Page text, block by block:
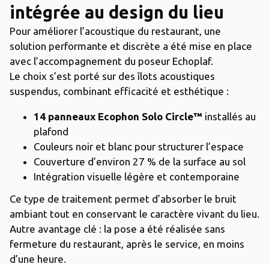
intégrée au design du lieu
Pour améliorer l’acoustique du restaurant, une
solution performante et discrète a été mise en place
avec l’accompagnement du poseur Echoplaf.
Le choix s’est porté sur des îlots acoustiques
suspendus, combinant efficacité et esthétique :
14 panneaux Ecophon Solo Circle™ installés au
plafond
Couleurs noir et blanc pour structurer l’espace
Couverture d’environ 27 % de la surface au sol
Intégration visuelle légère et contemporaine
Ce type de traitement permet d’absorber le bruit
ambiant tout en conservant le caractère vivant du lieu.
Autre avantage clé : la pose a été réalisée sans
fermeture du restaurant, après le service, en moins
d’une heure.